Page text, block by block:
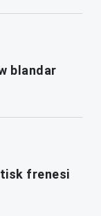
blandar
frenesi